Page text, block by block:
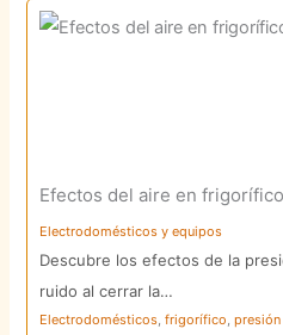
Efectos del aire en
Electrodomésticos y equipos
Descubre los efectos de la
ruido al cerrar la…
Electrodomésticos,frigorífico,